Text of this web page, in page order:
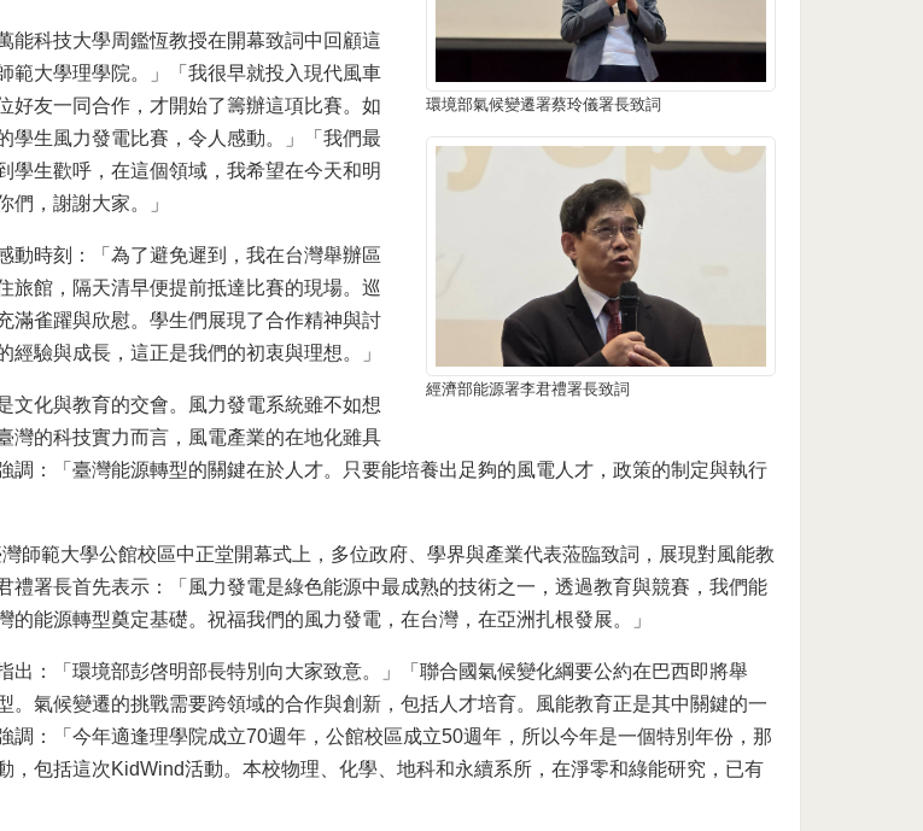
環境部氣候變遷署蔡玲儀署長致詞
經濟部能源署李君禮署長致詞
能科技大學周鑑恆教授在開幕致詞中回顧這
範大學理學院。」「我很早就投入現代風車
好友一同合作，才開始了籌辦這項比賽。如
學生風力發電比賽，令人感動。」「我們最
學生歡呼，在這個領域，我希望在今天和明
們，謝謝大家。」
動時刻：「為了避免遲到，我在台灣舉辦區
旅館，隔天清早便提前抵達比賽的現場。巡
滿雀躍與欣慰。學生們展現了合作精神與討
驗與成長，這正是我們的初衷與理想。」
文化與教育的交會。風力發電系統雖不如想
灣的科技實力而言，風電產業的在地化雖具
調：「臺灣能源轉型的關鍵在於人才。只要能培養出足夠的風電人才，政策的制定與執行
師範大學公館校區中正堂開幕式上，多位政府、學界與產業代表蒞臨致詞，展現對風能教
禮署長首先表示：「風力發電是綠色能源中最成熟的技術之一，透過教育與競賽，我們能
的能源轉型奠定基礎。祝福我們的風力發電，在台灣，在亞洲扎根發展。」
出：「環境部彭啓明部長特別向大家致意。」「聯合國氣候變化綱要公約在巴西即將舉
。氣候變遷的挑戰需要跨領域的合作與創新，包括人才培育。風能教育正是其中關鍵的一
調：「今年適逢理學院成立70週年，公館校區成立50週年，所以今年是一個特別年份，那
，包括這次KidWind活動。本校物理、化學、地科和永續系所，在淨零和綠能研究，已有